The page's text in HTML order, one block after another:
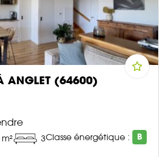
ANGLET (64600)
3Classe énergétique : B